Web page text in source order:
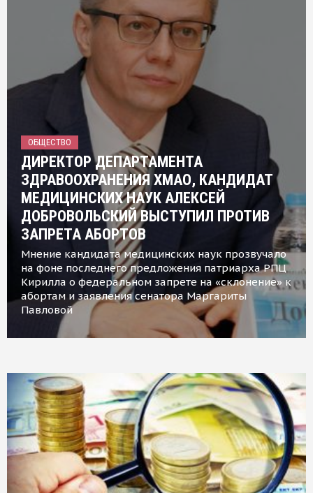
ОБЩЕСТВО
ДИРЕКТОР ДЕПАРТАМЕНТА
ЗДРАВООХРАНЕНИЯ ХМАО, КАНДИДАТ
МЕДИЦИНСКИХ НАУК АЛЕКСЕЙ
ДОБРОВОЛЬСКИЙ ВЫСТУПИЛ ПРОТИВ
ЗАПРЕТА АБОРТОВ
Мнение кандидата медицинских наук прозвучало
на фоне последнего предложения патриарха РПЦ
Кирилла о федеральном запрете на «склонение» к
абортам и заявления сенатора Маргариты
Павловой